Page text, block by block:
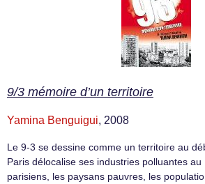
9/3 mémoire d’un territoire
Yamina Benguigui, 2008
Le 9-3 se dessine comme un territoire au
Paris délocalise ses industries polluantes
parisiens, les paysans pauvres, les